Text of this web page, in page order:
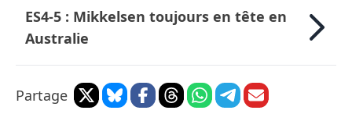
ES4-5 : Mikkelsen toujours en tête en
Australie
Partage